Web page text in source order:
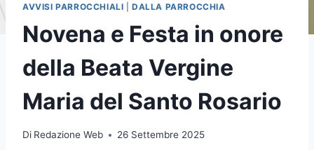
AVVISI PARROCCHIALI |DALLA PARROCCHIA
Novena e Festa in onore
della Beata Vergine
Maria del Santo Rosario
Di Redazione Web 26 Settembre 2025